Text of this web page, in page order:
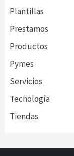
Plantillas
Prestamos
Productos
Pymes
Servicios
Tecnología
Tiendas